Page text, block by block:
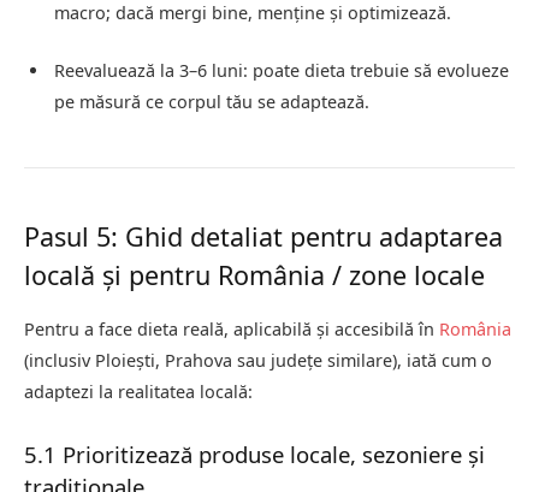
macro; dacă mergi bine, menține și optimizează.
Reevaluează la 3–6 luni: poate dieta trebuie să evolueze
pe măsură ce corpul tău se adaptează.
Pasul 5: Ghid detaliat pentru adaptarea
locală și pentru România / zone locale
Pentru a face dieta reală, aplicabilă și accesibilă în România
(inclusiv Ploiești, Prahova sau județe similare), iată cum o
adaptezi la realitatea locală:
5.1 Prioritizează produse locale, sezoniere și